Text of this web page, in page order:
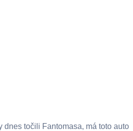
dnes točili Fantomasa, má toto auto